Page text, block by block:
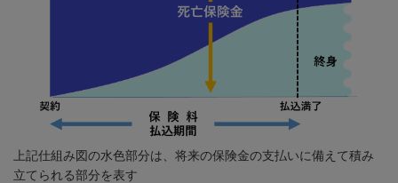
上記仕組み図の水色部分は、将来の保険金の支払いに備えて積み
立てられる部分を表す